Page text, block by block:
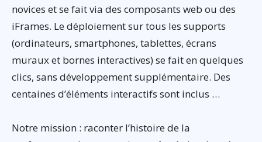
novices et se fait via des composants web ou des
iFrames. Le déploiement sur tous les supports
(ordinateurs, smartphones, tablettes, écrans
muraux et bornes interactives) se fait en quelques
clics, sans développement supplémentaire. Des
centaines d’éléments interactifs sont inclus …
Notre mission : raconter l’histoire de la